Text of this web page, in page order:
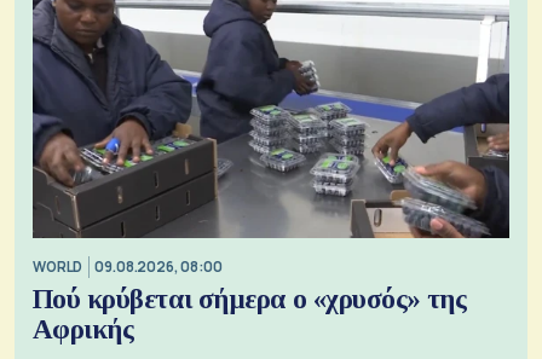
WORLD 09.08.2026, 08:00
Πού κρύβεται σήμερα ο «χρυσός» της
Αφρικής